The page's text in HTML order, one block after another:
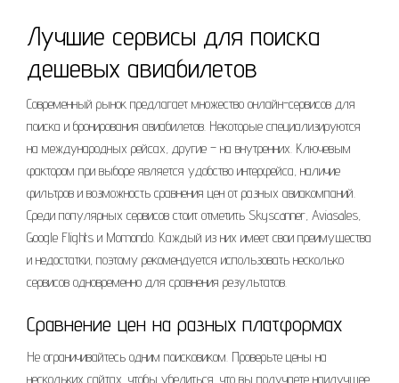
Лучшие сервисы для поиска
дешевых авиабилетов
Современный рынок предлагает множество онлайн-сервисов для
поиска и бронирования авиабилетов. Некоторые специализируются
на международных рейсах, другие – на внутренних. Ключевым
фактором при выборе является удобство интерфейса, наличие
фильтров и возможность сравнения цен от разных авиакомпаний.
Среди популярных сервисов стоит отметить Skyscanner, Aviasales,
Google Flights и Momondo. Каждый из них имеет свои преимущества
и недостатки, поэтому рекомендуется использовать несколько
сервисов одновременно для сравнения результатов.
Сравнение цен на разных платформах
Не ограничивайтесь одним поисковиком. Проверьте цены на
нескольких сайтах, чтобы убедиться, что вы получаете наилучшее